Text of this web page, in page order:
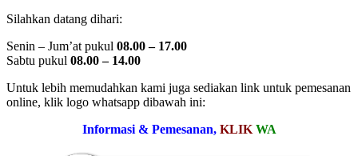
Silahkan datang dihari:
Senin – Jum’at pukul 08.00 – 17.00
Sabtu pukul 08.00 – 14.00
Untuk lebih memudahkan kami juga sediakan link untuk pemesanan
online, klik logo whatsapp dibawah ini:
Informasi & Pemesanan, KLIK WA